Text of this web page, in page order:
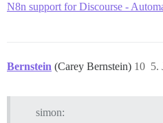
N8n support for Discourse -
Bernstein (Carey Bernstein) 5.
10
simon: